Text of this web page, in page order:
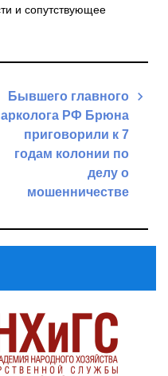
и сопутствующее
Бывшего главного
РФ Брюна
приговорили к 7
годам колонии по
делу о
мошенничестве